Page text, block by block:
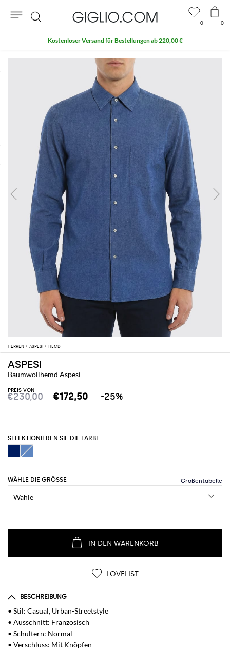
HERREN ASPESI HEMD
ASPESI
Baumwollhemd Aspesi
PREIS VON
€230,00 €172,50 -25%
SELEKTIONIEREN SIE DIE FARBE
WÄHLE DIE GRÖSSE
IN DEN WARENKORB
LOVELIST
BESCHREIBUNG
• Stil: Casual, Urban-Streetstyle
• Ausschnitt: Französisch
• Schultern: Normal
• Verschluss: Mit Knöpfen
0 0
Suche
Kostenloser Versand für Bestellungen ab 220,00 €